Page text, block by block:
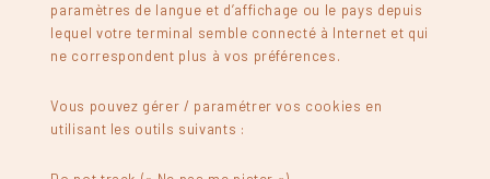
paramètres de langue et d’affichage ou le pays depuis
lequel votre terminal semble connecté à Internet et qui
ne correspondent plus à vos préférences.
Vous pouvez gérer / paramétrer vos cookies en
utilisant les outils suivants :